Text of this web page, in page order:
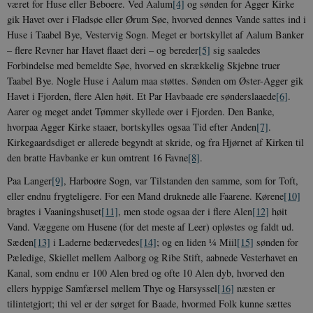
været for Huse eller Beboere. Ved Aalum[4] og sønden for Agger Kirke
gik Havet over i Fladsøe eller Ørum Søe, hvorved dennes Vande sattes ind i
Huse i Taabel Bye, Vestervig Sogn. Meget er bortskyllet af Aalum Banker
– flere Revner har Havet flaaet deri – og bereder[5] sig saaledes
Forbindelse med bemeldte Søe, hvorved en skrækkelig Skjebne truer
Taabel Bye. Nogle Huse i Aalum maa støttes. Sønden om Øster-Agger gik
Havet i Fjorden, flere Alen høit. Et Par Havbaade ere sønderslaaede[6].
Aarer og meget andet Tømmer skyllede over i Fjorden. Den Banke,
hvorpaa Agger Kirke staaer, bortskylles ogsaa Tid efter Anden[7].
Kirkegaardsdiget er allerede begyndt at skride, og fra Hjørnet af Kirken til
den bratte Havbanke er kun omtrent 16 Favne[8].
Paa Langer[9], Harboøre Sogn, var Tilstanden den samme, som for Toft,
eller endnu frygteligere. For een Mand druknede alle Faarene. Kørene[10]
bragtes i Vaaningshuset[11], men stode ogsaa der i flere Alen[12] høit
Vand. Væggene om Husene (for det meste af Leer) opløstes og faldt ud.
Sæden[13] i Laderne bedærvedes[14]; og en liden ¼ Miil[15] sønden for
Pæledige, Skiellet mellem Aalborg og Ribe Stift, aabnede Vesterhavet en
Kanal, som endnu er 100 Alen bred og ofte 10 Alen dyb, hvorved den
ellers hyppige Samfærsel mellem Thye og Harsyssel[16] næsten er
tilintetgjort; thi vel er der sørget for Baade, hvormed Folk kunne sættes